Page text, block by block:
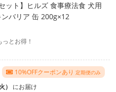
ット】ヒルズ 食事療法食 犬用
バリア 缶 200g×12
とお得！
10%OFFクーポンあり 定期便のみ
） にお届け